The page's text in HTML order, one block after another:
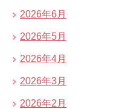
2026年6月
2026年5月
2026年4月
2026年3月
2026年2月